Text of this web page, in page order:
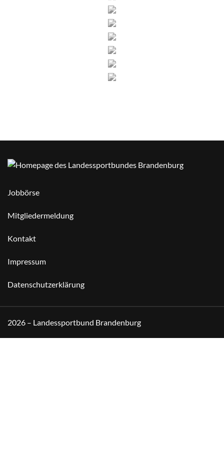
Jobbörse
Mitgliedermeldung
Kontakt
Impressum
Datenschutzerklärung
2026 – Landessportbund Brandenburg